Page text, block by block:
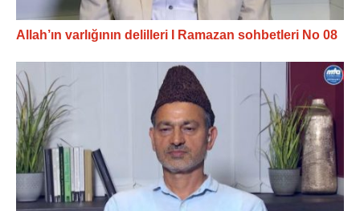
Allah’ın varlığının delilleri I Ramazan sohbetleri No 08